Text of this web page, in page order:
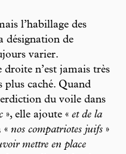
l’habillage des
désignation de
varier.
droite n’est jamais très
plus caché. Quand
du voile dans
», elle ajoute « et de la
« nos compatriotes juifs »
mettre en place